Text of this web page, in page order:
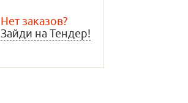
Нет заказов?
Зайди на Тендер!